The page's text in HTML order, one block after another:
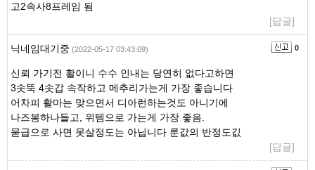
고2속사8프레임 됨
[답글]
닉네임대기중 (2022-05-17 03:43:09) 0
신뢰 가기전 활이니 수수 인내는 당연히 없다고하면
3솟뚝 4솟갑 속작하고 메추리가는게 가장 좋습니다
어차피 활마는 맞으면서 디아런하는것도 아니기에
나즈봉하나들고, 위템으로 가는게 가장 좋음.
묻급으로 사면 못살정도는 아닙니다 룬값의 반정도깂
[답글]